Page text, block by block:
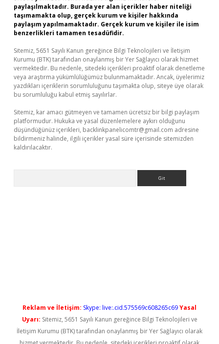
paylaşılmaktadır. Burada yer alan içerikler haber niteliği
taşımamakta olup, gerçek kurum ve kişiler hakkında
paylaşım yapılmamaktadır. Gerçek kurum ve kişiler ile isim
benzerlikleri tamamen tesadüfidir.
Sitemiz, 5651 Sayılı Kanun gereğince Bilgi Teknolojileri ve İletişim
Kurumu (BTK) tarafından onaylanmış bir Yer Sağlayıcı olarak hizmet
vermektedir. Bu nedenle, sitedeki içerikleri proaktif olarak denetleme
veya araştırma yükümlülüğümüz bulunmamaktadır. Ancak, üyelerimiz
yazdıkları içeriklerin sorumluluğunu taşımakta olup, siteye üye olarak
bu sorumluluğu kabul etmiş sayılırlar.
Sitemiz, kar amacı gütmeyen ve tamamen ücretsiz bir bilgi paylaşım
platformudur. Hukuka ve yasal düzenlemelere aykırı olduğunu
düşündüğünüz içerikleri, backlinkpanelicomtr@gmail.com adresine
bildirmeniz halinde, ilgili içerikler yasal süre içerisinde sitemizden
kaldırılacaktır.
Reklam ve İletişim: Skype: live:.cid.575569c608265c69Yasal
Uyarı: Sitemiz, 5651 Sayılı Kanun gereğince Bilgi Teknolojileri ve
İletişim Kurumu (BTK) tarafından onaylanmış bir Yer Sağlayıcı olarak